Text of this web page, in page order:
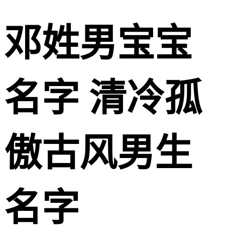
邓姓男宝宝
名字 清冷孤
傲古风男生
名字